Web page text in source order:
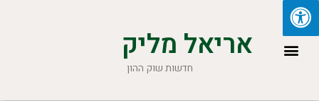
דילוג
לתוכן
תפריטאריאל מליק
חדשות שוק ההון